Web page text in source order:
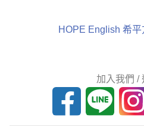
HOPE English 希
加入我們 /